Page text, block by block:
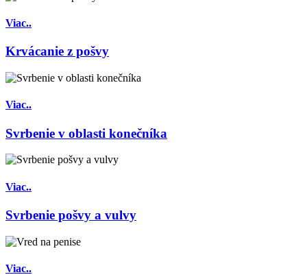
Viac..
Krvácanie z pošvy
Viac..
Svrbenie v oblasti konečníka
Viac..
Svrbenie pošvy a vulvy
Viac..